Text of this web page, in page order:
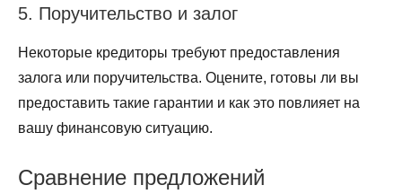
5. Поручительство и залог
Некоторые кредиторы требуют предоставления
залога или поручительства. Оцените, готовы ли вы
предоставить такие гарантии и как это повлияет на
вашу финансовую ситуацию.
Сравнение предложений